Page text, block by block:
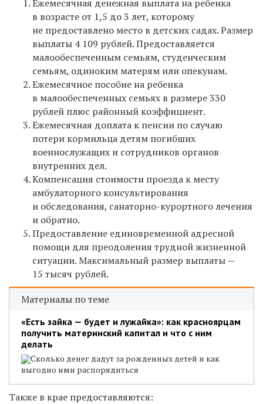
Ежемесячная денежная выплата на ребенка
в возрасте от 1,5 до 3 лет, которому
не предоставлено место в детских садах. Размер
выплаты 4 109 рублей. Предоставляется
малообеспеченным семьям, студенческим
семьям, одиноким матерям или опекунам.
Ежемесячное пособие на ребенка
в малообеспеченных семьях в размере 330
рублей плюс районный коэффициент.
Ежемесячная доплата к пенсии по случаю
потери кормильца детям погибших
военнослужащих и сотрудников органов
внутренних дел.
Компенсация стоимости проезда к месту
амбулаторного консультирования
и обследования, санаторно-курортного лечения
и обратно.
Предоставление единовременной адресной
помощи для преодоления трудной жизненной
ситуации. Максимальный размер выплаты —
15 тысяч рублей.
Материалы по теме
«Есть зайка — будет и лужайка»: как красноярцам
получить материнский капитал и что с ним
делать
Сколько денег дадут за рожденных детей и как
выгодно ими распорядиться
Также в крае предоставляются: